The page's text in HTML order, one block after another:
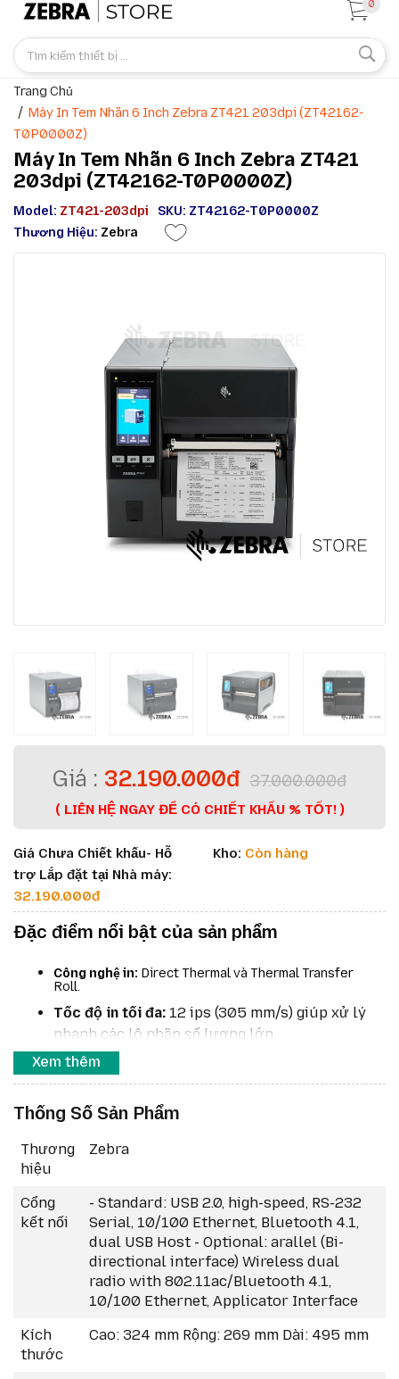
0
Trang Chủ
Máy In Tem Nhãn 6 Inch Zebra ZT421 203dpi (ZT42162-
T0P0000Z)
Máy In Tem Nhãn 6 Inch Zebra ZT421
203dpi (ZT42162-T0P0000Z)
Model: ZT421-203dpi
SKU: ZT42162-T0P0000Z
Thương Hiệu: Zebra
32.190.000đ 37.000.000đ
( LIÊN HỆ NGAY ĐỂ CÓ CHIẾT KHẤU % TỐT! )
Giá Chưa Chiết khấu- Hỗ
trợ Lắp đặt tại Nhà máy:
32.190.000đ
Kho: Còn hàng
Đặc điểm nổi bật của sản phẩm
Công nghệ in: Direct Thermal và Thermal Transfer
Roll.
Tốc độ in tối đa: 12 ips (305 mm/s) giúp xử lý
nhanh các lô nhãn số lượng lớn.
Độ phân giải:
dpi (12 dot/mm) cho nhu cầu in chi tiết hơn.
(802.11ax) với Bluetooth 5.3 hoặc Wi-Fi 5
(802.11ac) với Bluetooth 4.2.
Khổ in rộng:
Màn hình cảm ứng màu:4.3 inch full-color
touch display, dễ thao tác và trực quan.
Thiết kế công nghiệp: khung kim loại bền bỉ,
vận hành liên tục 24/7 trong môi trường khắc
nghiệt.
Tùy chọn nâng cấp:
RFID, cutter, peeler,
rewinder và các module kết nối khác.
Xem thêm
Thống Số Sản Phẩm
Thương
hiệu
Zebra
Cổng
kết nối
- Standard: USB 2.0, high-speed, RS-232
Serial, 10/100 Ethernet, Bluetooth 4.1,
dual USB Host - Optional: arallel (Bi-
directional interface) Wireless dual
radio with 802.11ac/Bluetooth 4.1,
10/100 Ethernet, Applicator Interface
Kích
thước
Cao: 324 mm Rộng: 269 mm Dài: 495 mm